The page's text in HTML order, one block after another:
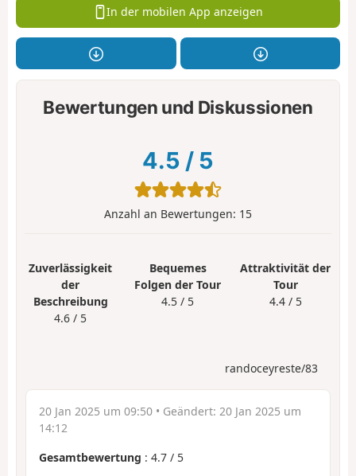
In der mobilen App anzeigen
Bewertungen und Diskussionen
4.5 / 5
Anzahl an Bewertungen: 15
Zuverlässigkeit
der
Beschreibung
4.6 / 5
Bequemes
Folgen der Tour
4.5 / 5
Attraktivität der
Tour
4.4 / 5
randoceyreste/83
20 Jan 2025 um 09:50 • Geändert: 20 Jan 2025 um
14:12
Gesamtbewertung : 4.7 / 5